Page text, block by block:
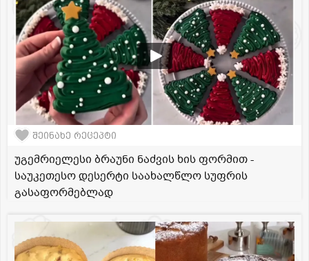
შეინახე რეცეპტი
უგემრიელესი ბრაუნი ნაძვის ხის ფორმით -
საუკეთესო დესერტი საახალწლო სუფრის
გასაფორმებლად